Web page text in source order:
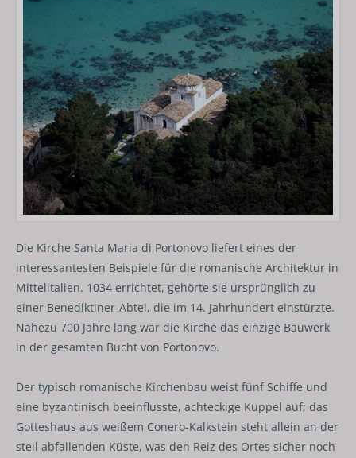
Die Kirche Santa Maria di Portonovo liefert eines der
interessantesten Beispiele für die romanische Architektur in
Mittelitalien. 1034 errichtet, gehörte sie ursprünglich zu
einer Benediktiner-Abtei, die im 14. Jahrhundert einstürzte.
Nahezu 700 Jahre lang war die Kirche das einzige Bauwerk
in der gesamten Bucht von Portonovo.
Der typisch romanische Kirchenbau weist fünf Schiffe und
eine byzantinisch beeinflusste, achteckige Kuppel auf; das
Gotteshaus aus weißem Conero-Kalkstein steht allein an der
steil abfallenden Küste, was den Reiz des Ortes sicher noch